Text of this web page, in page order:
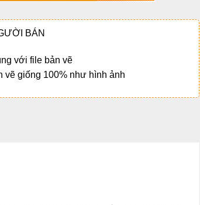
BÁN
với file bản vẽ
vẽ giống 100% như hình ảnh